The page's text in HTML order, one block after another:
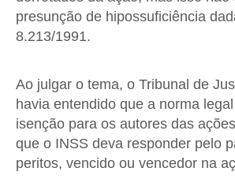
presunção de hipossuficiência
8.213/1991.
Ao julgar o tema, o Tribunal de
havia entendido que a norma
isenção para os autores das
que o INSS deva responder pelo
peritos, vencido ou vencedor na